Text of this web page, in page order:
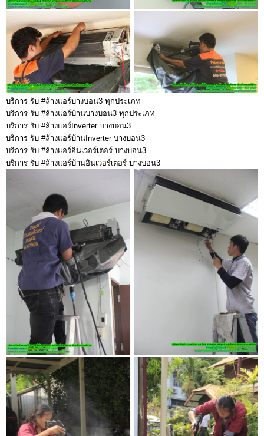
บริการ รับ #ล้างแอร์บางบอน3 ทุกประเภท
บริการ รับ #ล้างแอร์บ้านบางบอน3 ทุกประเภท
บริการ รับ #ล้างแอร์Inverter บางบอน3
บริการ รับ #ล้างแอร์บ้านInverter บางบอน3
บริการ รับ #ล้างแอร์อินเวอร์เตอร์ บางบอน3
บริการ รับ #ล้างแอร์บ้านอินเวอร์เตอร์ บางบอน3